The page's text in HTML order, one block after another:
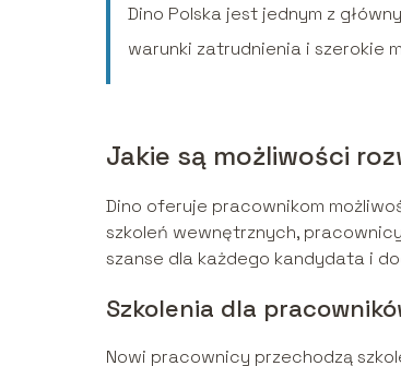
Dino Polska jest jednym z
warunki zatrudnienia i szerokie
Jakie są możliwości
Dino oferuje pracownikom
szkoleń wewnętrznych,
szanse dla każdego kandydata i
Szkolenia dla
Nowi pracownicy przechodzą